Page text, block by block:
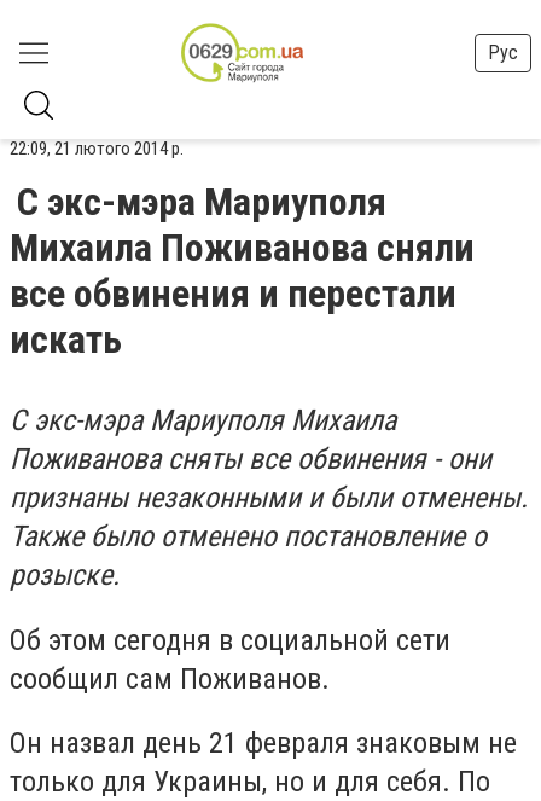
Рус
22:09, 21 лютого 2014 р.
С экс-мэра Мариуполя
Михаила Поживанова сняли
все обвинения и перестали
искать
С экс-мэра Мариуполя Михаила
Поживанова сняты все обвинения - они
признаны незаконными и были отменены.
Также было отменено постановление о
розыске.
Об этом сегодня в социальной сети
сообщил сам Поживанов.
Он назвал день 21 февраля знаковым не
только для Украины, но и для себя. По